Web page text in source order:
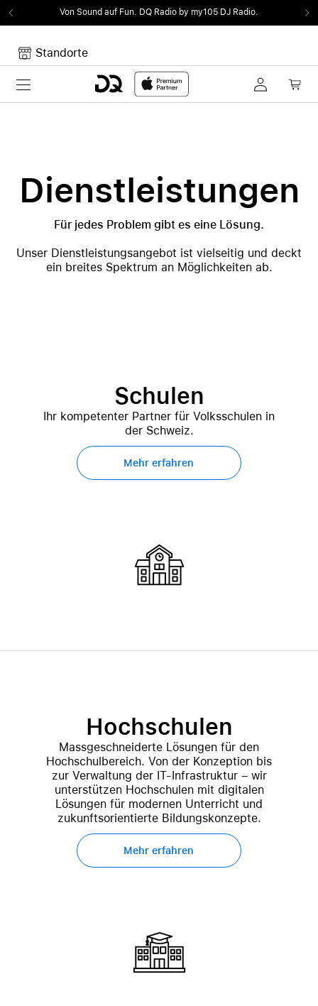
Von Sound auf Fun. DQ Radio by my105 DJ Radio.
Standorte
Toggle navigation
Dienstleistungen
Für jedes Problem gibt es eine Lösung.
Unser Dienstleistungsangebot ist vielseitig und deckt
ein breites Spektrum an Möglichkeiten ab.
Schulen
Ihr kompetenter Partner für Volksschulen in
der Schweiz.
Mehr erfahren
Hochschulen
Massgeschneiderte Lösungen für den
Hochschulbereich. Von der Konzeption bis
zur Verwaltung der IT-Infrastruktur – wir
unterstützen Hochschulen mit digitalen
Lösungen für modernen Unterricht und
zukunftsorientierte Bildungskonzepte.
Mehr erfahren